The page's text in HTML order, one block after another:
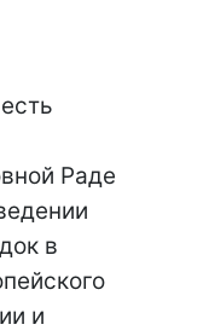
Раде
в
и